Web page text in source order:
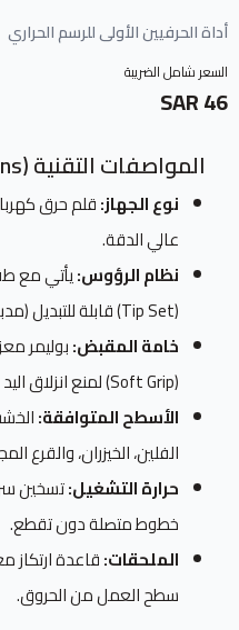
أداة الحرفيين الأولى للرسم الحراري
السعر شامل الضريبة
46 SAR
المواصفات التقنية (Technical Specifications)
نوع الجهاز:
عالي الدقة.
نظام الرؤوس:يأتي مع
(Tip Set) قابلة للتبديل (مدبب، مشطوف، ختم).
خامة المقبض:بوليمر
(Soft Grip) لمنع انزلاق اليد والتعرق.
الأسطح المتوافقة:
الفلين، الخيزران، والقرع
حرارة التشغيل:تسخين
خطوط متصلة دون تقطع.
الملحقات:
سطح العمل من الحروق.